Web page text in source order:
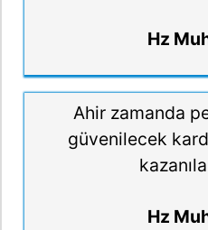
Hz
Ahir zamanda
güvenilecek
Hz